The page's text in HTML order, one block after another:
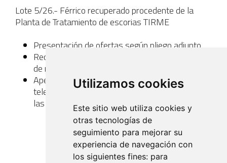
Utilizamos cookies
Este sitio web utiliza cookies y
otras tecnologías de
seguimiento para mejorar su
experiencia de navegación con
los siguientes fines: para
Lote 5/26.- Férrico recuperado procedente de la
Planta de Tratamiento de escorias TIRME
Presentación de ofertas según pliego adjunto
Recepción de ofertas por correo electrónico: 26
de mayo de 2026 a las 10h
Apertura de ofertas y acto de adjudicación vía
telemática: día 26 de mayo de 2026 a partir de
las 10:30h